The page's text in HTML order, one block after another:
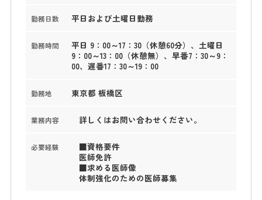
勤務日数 平日および土曜日勤務
勤務時間
平日 9：00～17：30（休憩60分）、土曜日
9：00～13：00（休憩無）、早番7：30～9：
00、遅番17：30～19：00
勤務地 東京都 板橋区
業務内容 詳しくはお問い合わせください。
必要経験
■資格要件
医師免許
■求める医師像
体制強化のための医師募集